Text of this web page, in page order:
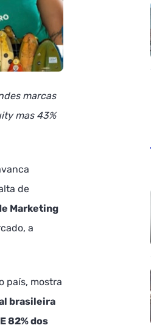
marcas
mas 43%
de
Marketing
a
país, mostra
brasileira
82% dos